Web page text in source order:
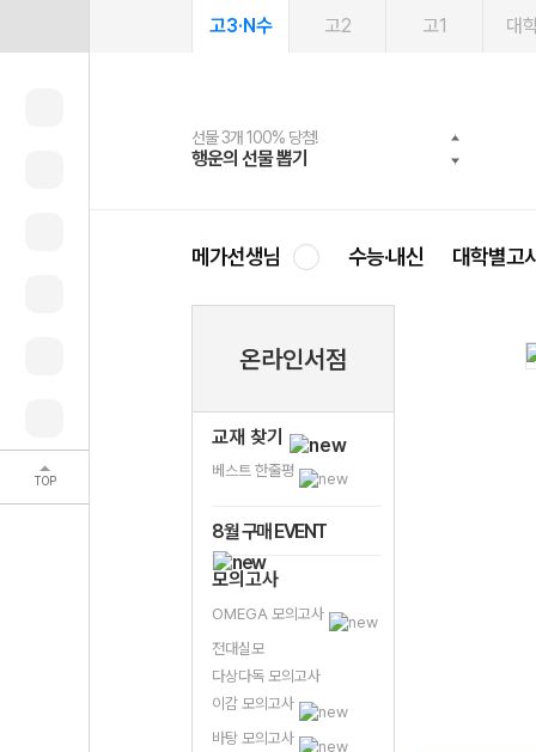
TOP
고3·N수 고2 고1 대
선물 3개 100% 당첨!
행운의 선물 뽑기
선물 100% 증정!
메가스터디 X 올리브
여름방학 스터디 캐시백
메가런 썸머스쿨
2027 러셀 단과
강사 공개선발
스마트러닝앱
설문 EVENT
메가패스
3일 무료 체험권
메가패스 수강생 무료혜택!
메가클럽 멤버십
사회공헌 캠페인
희망이룸 메가나눔
메가선생님 수능·내신 대학별고
온라인서점
교재 찾기
베스트 한줄평
8월 구매 EVENT
모의고사
OMEGA 모의고사
전대실모
다상다독 모의고사
이감 모의고사
바탕 모의고사